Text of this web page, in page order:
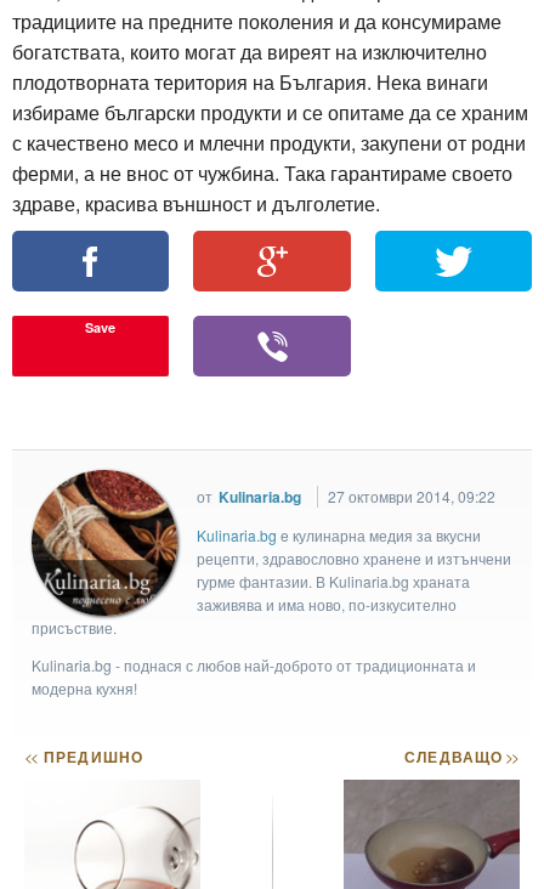
традициите на предните поколения и да консумираме
богатствата, които могат да виреят на изключително
плодотворната територия на България. Нека винаги
избираме български продукти и се опитаме да се храним
с качествено месо и млечни продукти, закупени от родни
ферми, а не внос от чужбина. Така гарантираме своето
здраве, красива външност и дълголетие.
Save
от Kulinaria.bg
27 октомври 2014, 09:22
Kulinaria.bg e кулинарна медия за вкусни
рецепти, здравословно хранене и изтънчени
гурме фантазии. В Kulinaria.bg храната
заживява и има ново, по-изкусително
присъствие.
Kulinaria.bg - поднася с любов най-доброто от традиционната и
модерна кухня!
<< ПРЕДИШНО СЛЕДВАЩО>>